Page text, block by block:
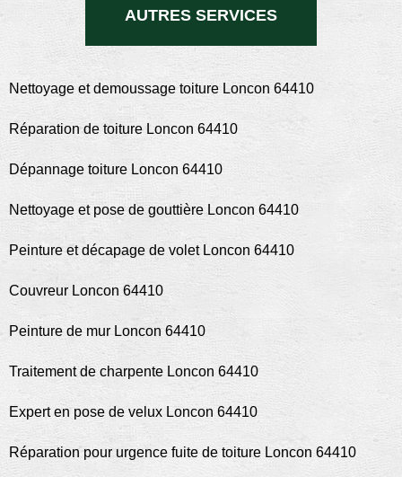
AUTRES SERVICES
Nettoyage et demoussage toiture Loncon 64410
Réparation de toiture Loncon 64410
Dépannage toiture Loncon 64410
Nettoyage et pose de gouttière Loncon 64410
Peinture et décapage de volet Loncon 64410
Couvreur Loncon 64410
Peinture de mur Loncon 64410
Traitement de charpente Loncon 64410
Expert en pose de velux Loncon 64410
Réparation pour urgence fuite de toiture Loncon 64410